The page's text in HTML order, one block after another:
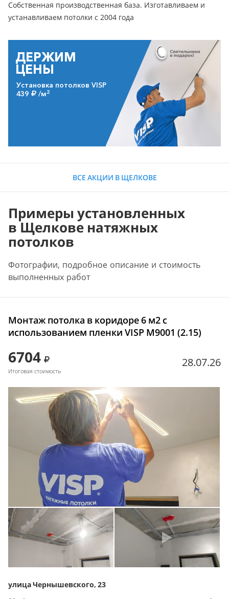
Собственная производственная база. Изготавливаем и
устанавливаем потолки с 2004 года
ДЕРЖИМ
ЦЕНЫ
Установка потолков VISP
439
/м2
ВСЕ АКЦИИ В ЩЕЛКОВЕ
Примеры установленных
в Щелкове натяжных
потолков
Фотографии, подробное описание и стоимость
выполненных работ
Монтаж потолка в коридоре 6 м2 с
использованием пленки VISP M9001 (2.15)
6704
Итоговая стоимость
28.07.26
улица Чернышевского, 23